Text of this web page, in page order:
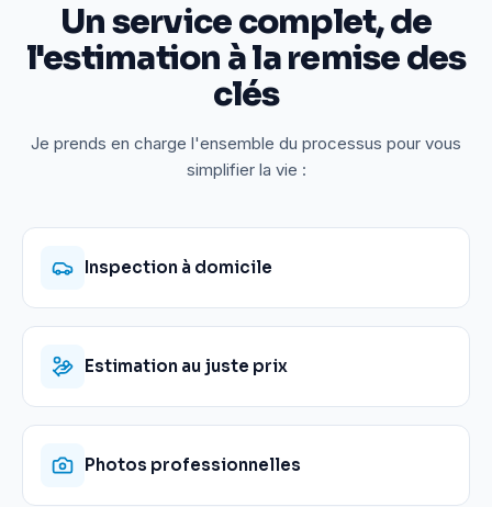
Un service complet, de
l'estimation à la remise des
clés
Je prends en charge l'ensemble du processus pour vous
simplifier la vie :
Inspection à domicile
Estimation au juste prix
Photos professionnelles